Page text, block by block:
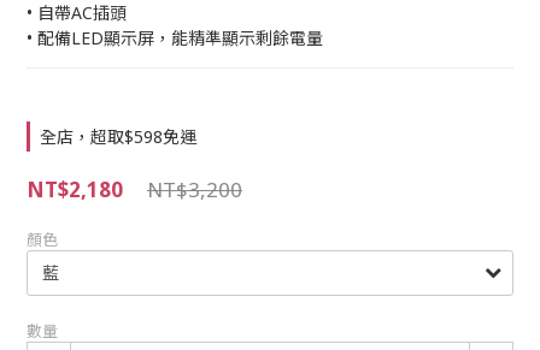
• 自帶AC插頭
• 配備LED顯示屏，能精準顯示剩餘電量
全店，超取$598免運
NT$3,200
NT$2,180
顏色
數量